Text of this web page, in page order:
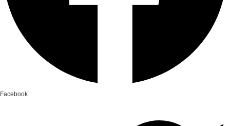
Facebook